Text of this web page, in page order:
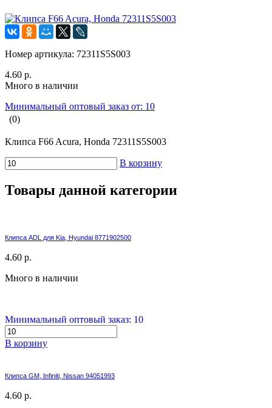
Номер артикула: 72311S5S003
4.60 р.
Много в наличии
Минимальный оптовый заказ от: 10
(0)
Клипса F66 Acura, Honda 72311S5S003
В корзину
Товары данной категории
Клипса ADL для Kia, Hyundai 8771902500
4.60 р.
Много в наличии
Минимальный оптовый заказ: 10
В корзину
Клипса GM, Infiniti, Nissan 94051993
4.60 р.